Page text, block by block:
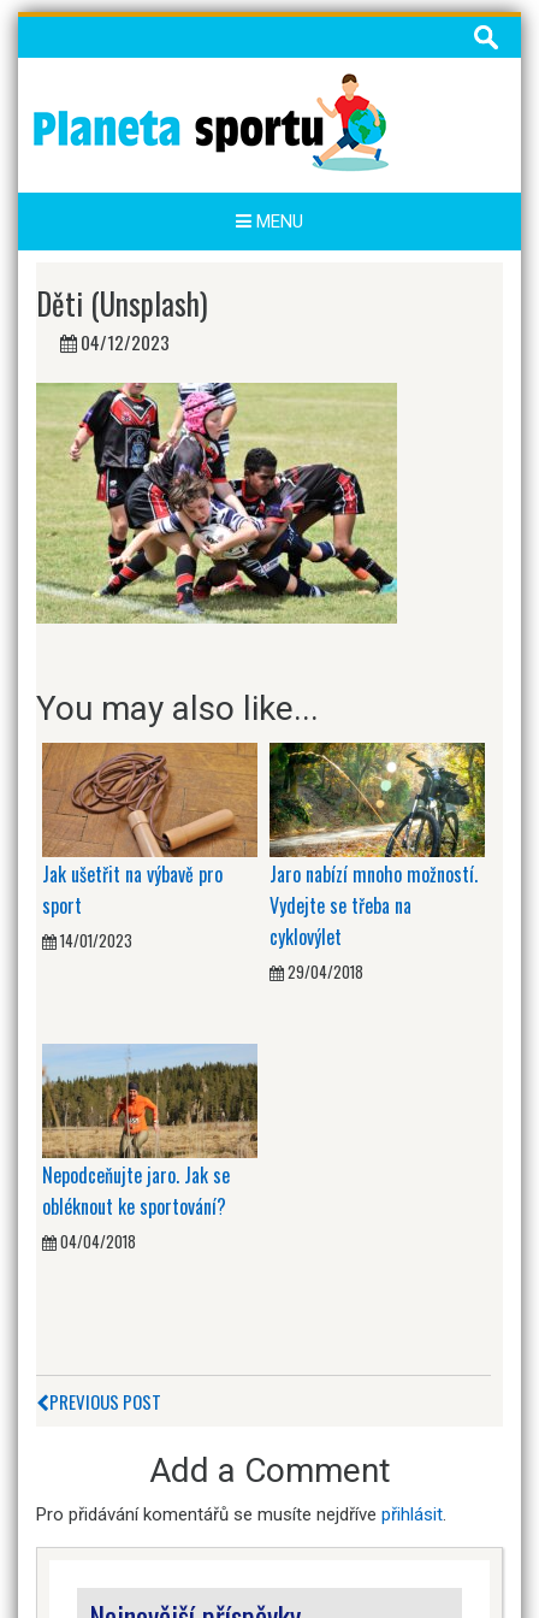
Skip
MENU
Děti (Unsplash)
04/12/2023
You may also like...
Jak ušetřit na výbavě pro
sport
14/01/2023
Jaro nabízí mnoho možností.
Vydejte se třeba na
cyklovýlet
29/04/2018
Nepodceňujte jaro. Jak se
obléknout ke sportování?
04/04/2018
PREVIOUS POST
Add a Comment
Pro přidávání komentářů se musíte nejdříve přihlásit.